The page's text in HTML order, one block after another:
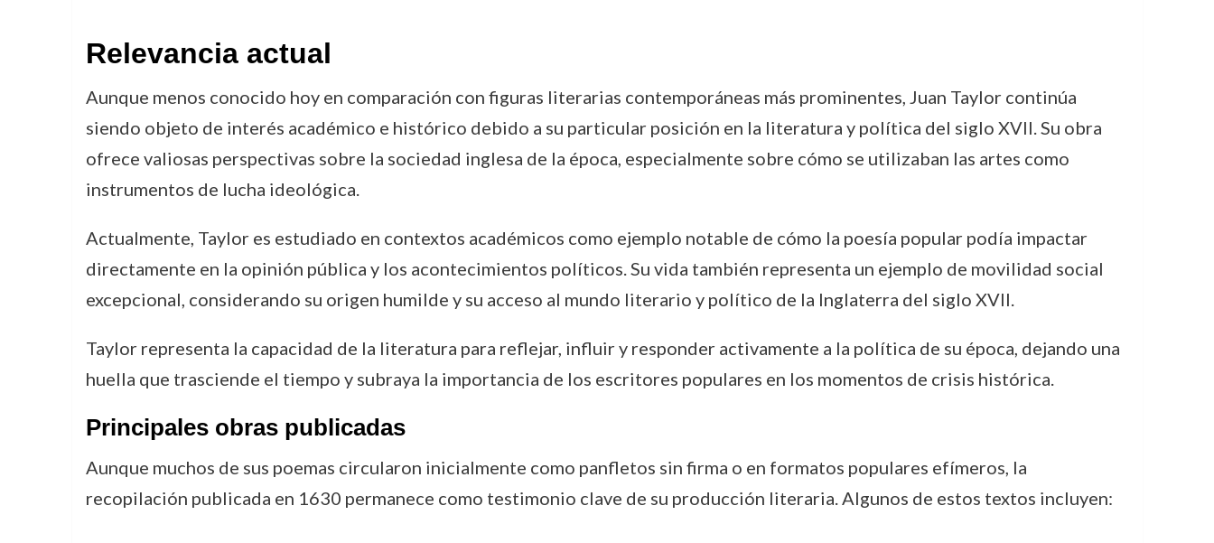
Relevancia actual
Aunque menos conocido hoy en comparación con figuras literarias contemporáneas más prominentes, Juan Taylor continúa
siendo objeto de interés académico e histórico debido a su particular posición en la literatura y política del siglo XVII. Su obra
ofrece valiosas perspectivas sobre la sociedad inglesa de la época, especialmente sobre cómo se utilizaban las artes como
instrumentos de lucha ideológica.
Actualmente, Taylor es estudiado en contextos académicos como ejemplo notable de cómo la poesía popular podía impactar
directamente en la opinión pública y los acontecimientos políticos. Su vida también representa un ejemplo de movilidad social
excepcional, considerando su origen humilde y su acceso al mundo literario y político de la Inglaterra del siglo XVII.
Taylor representa la capacidad de la literatura para reflejar, influir y responder activamente a la política de su época, dejando una
huella que trasciende el tiempo y subraya la importancia de los escritores populares en los momentos de crisis histórica.
Principales obras publicadas
Aunque muchos de sus poemas circularon inicialmente como panfletos sin firma o en formatos populares efímeros, la
recopilación publicada en 1630 permanece como testimonio clave de su producción literaria. Algunos de estos textos incluyen: